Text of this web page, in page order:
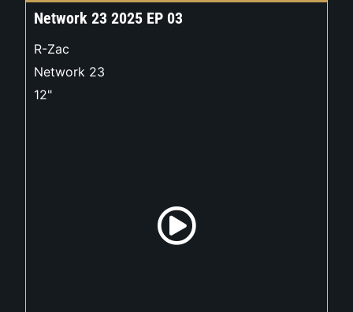
Network 23 2025 EP 03
R-Zac
Network 23
12"